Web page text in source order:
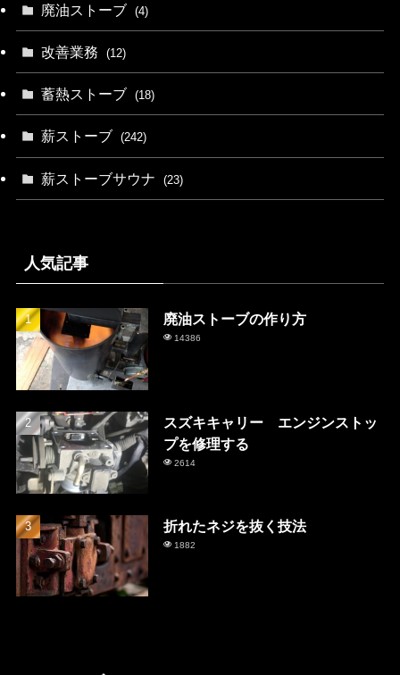
廃油ストーブ (4)
改善業務 (12)
蓄熱ストーブ (18)
薪ストーブ (242)
薪ストーブサウナ (23)
人気記事
廃油ストーブの作り方
14386
スズキキャリー エンジンストッ
プを修理する
2614
折れたネジを抜く技法
1882